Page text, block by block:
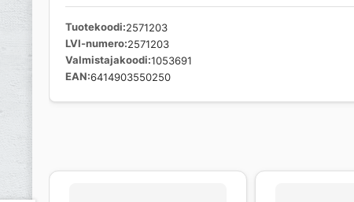
Tuotekoodi 2571203
LVI-numero 2571203
Valmistajakoodi 1053691
EAN 6414903550250